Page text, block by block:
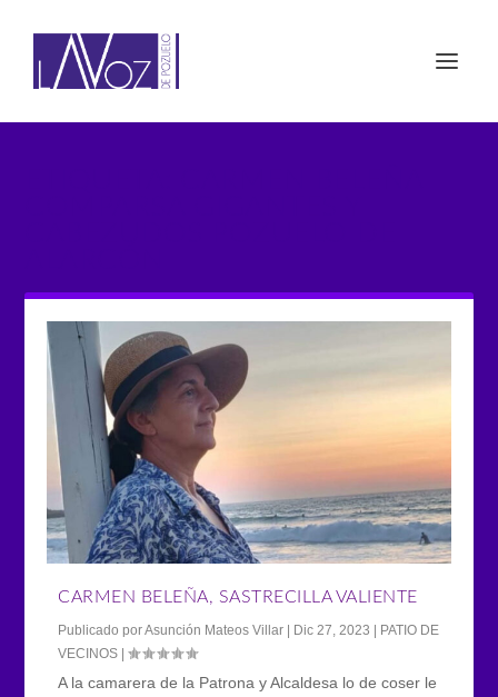
CARMEN BELEÑA, SASTRECILLA VALIENTE
Publicado porAsunción Mateos Villar | Dic 27, 2023 | PATIO DE
VECINOS |
A la camarera de la Patrona y Alcaldesa lo de coser le